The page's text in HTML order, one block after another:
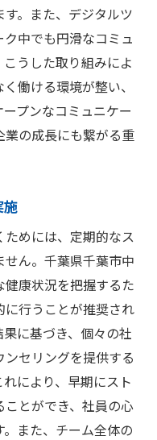
。また、デジタルツ
中でも円滑なコミュ
うした取り組みによ
働ける環境が整い、
プンなコミュニケー
業の成長にも繋がる重
施
めには、定期的なス
せん。千葉県千葉市中
康状況を把握するた
行うことが推奨され
に基づき、個々の社
セリングを提供する
により、早期にスト
とができ、社員の心
また、チーム全体の